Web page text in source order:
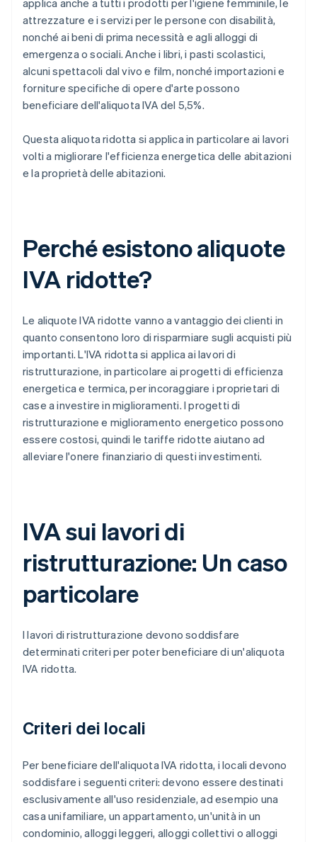
applica anche a tutti i prodotti per l'igiene femminile, le
attrezzature e i servizi per le persone con disabilità,
nonché ai beni di prima necessità e agli alloggi di
emergenza o sociali. Anche i libri, i pasti scolastici,
alcuni spettacoli dal vivo e film, nonché importazioni e
forniture specifiche di opere d'arte possono
beneficiare dell'aliquota IVA del 5,5%.
Questa aliquota ridotta si applica in particolare ai lavori
volti a migliorare l'efficienza energetica delle abitazioni
e la proprietà delle abitazioni.
Perché esistono aliquote
IVA ridotte?
Le aliquote IVA ridotte vanno a vantaggio dei clienti in
quanto consentono loro di risparmiare sugli acquisti più
importanti. L'IVA ridotta si applica ai lavori di
ristrutturazione, in particolare ai progetti di efficienza
energetica e termica, per incoraggiare i proprietari di
case a investire in miglioramenti. I progetti di
ristrutturazione e miglioramento energetico possono
essere costosi, quindi le tariffe ridotte aiutano ad
alleviare l'onere finanziario di questi investimenti.
IVA sui lavori di
ristrutturazione: Un caso
particolare
I lavori di ristrutturazione devono soddisfare
determinati criteri per poter beneficiare di un'aliquota
IVA ridotta.
Criteri dei locali
Per beneficiare dell'aliquota IVA ridotta, i locali devono
soddisfare i seguenti criteri: devono essere destinati
esclusivamente all'uso residenziale, ad esempio una
casa unifamiliare, un appartamento, un'unità in un
condominio, alloggi leggeri, alloggi collettivi o alloggi